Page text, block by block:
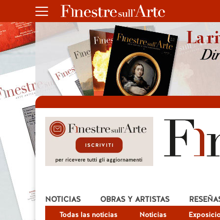
NOTICIAS
Todas las noticias Noticias
OBRAS Y ARTISTAS